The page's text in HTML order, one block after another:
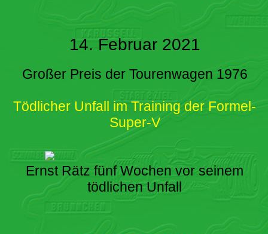
14. Februar 2021
Großer Preis der Tourenwagen 1976
Tödlicher Unfall im Training der Formel-
Super-V
Ernst Rätz fünf Wochen vor seinem
tödlichen Unfall